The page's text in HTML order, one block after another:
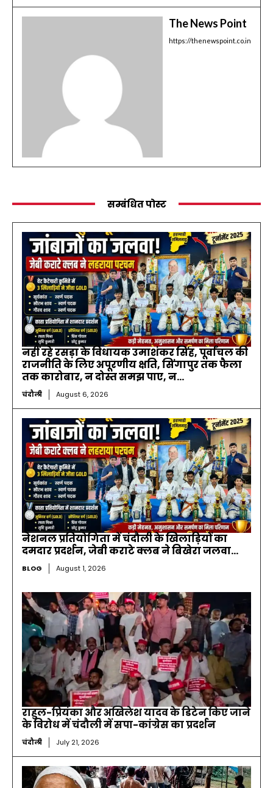
The News Point
https://thenewspoint.co.in
सम्बंधित पोस्ट
नहीं रहे रसड़ा के विधायक उमाशंकर सिंह, पूर्वांचल की
राजनीति के लिए अपूरणीय क्षति, सिंगापुर तक फैला
तक कारोबार, न दोस्त समझ पाए, न...
चंदौली August 6, 2026
नेशनल प्रतियोगिता में चंदौली के खिलाड़ियों का
दमदार प्रदर्शन, जेबी कराटे क्लब ने बिखेरा जलवा…
BLOG August 1, 2026
राहुल-प्रियंका और अखिलेश यादव के डिटेन किए जाने
के विरोध में चंदौली में सपा-कांग्रेस का प्रदर्शन
चंदौली July 21, 2026